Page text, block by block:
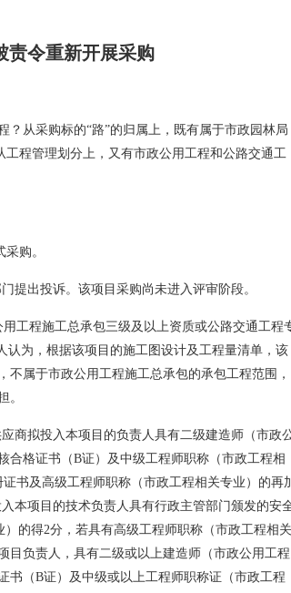
责令重新开展采购
从采购标的“路”的归属上，既有属于市政园林局
工程管理划分上，又有市政公用工程和公路交通工
购。
提出投诉。该项目采购尚未进入评审阶段。
工程施工总承包三级及以上资质或公路交通工程
认为，根据该项目的施工图设计及工程量清单，该
属于市政公用工程施工总承包的承包工程范围，
。
商拟投入本项目的负责人具有二级建造师（市政
合格证书（B证）及中级工程师职称（市政工程相
书及高级工程师职称（市政工程相关专业）的再
本项目的技术负责人具有行政主管部门颁发的安
的得2分，若具有高级工程师职称（市政工程相关
目负责人，具有二级或以上建造师（市政公用工程
书（B证）及中级或以上工程师职称证（市政工程